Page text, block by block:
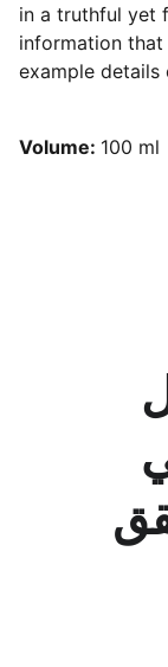
in a truthful yet
information
example details
Volume: 100 ml